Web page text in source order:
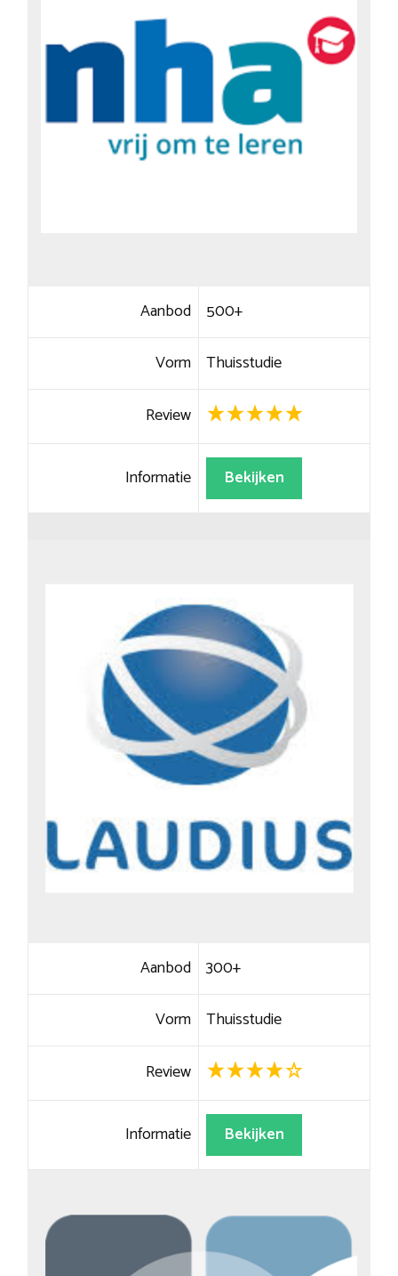
Aanbod 500+
Vorm Thuisstudie
Review
Informatie Bekijken
Aanbod 300+
Vorm Thuisstudie
Review
Informatie Bekijken